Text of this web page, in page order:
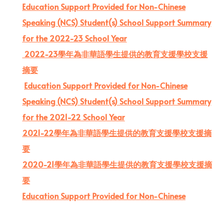
Education Support Provided for Non-Chinese
Speaking (NCS) Student(s) School Support Summary
for the 2022-23 School Year
2022-23學年為非華語學生提供的教育支援學校支援
摘要
Education Support Provided for Non-Chinese
Speaking (NCS) Student(s) School Support Summary
for the 2021-22 School Year
2021-22學年為非華語學生提供的教育支援學校支援摘
要
2020-21學年為非華語學生提供的教育支援學校支援摘
要
Education Support Provided for Non-Chinese